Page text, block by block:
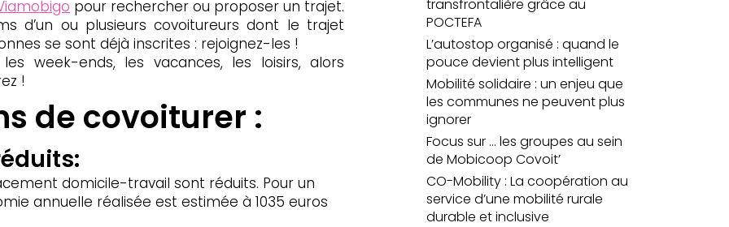
pour rechercher ou proposer un trajet.
d’un ou plusieurs covoitureurs dont le trajet
se sont déjà inscrites : rejoignez-les !
week-ends, les vacances, les loisirs, alors
!
de covoiturer :
domicile-travail sont réduits. Pour un
annuelle réalisée est estimée à 1035 euros
transfrontalière grâce au
POCTEFA
L’autostop organisé : quand le
pouce devient plus intelligent
Mobilité solidaire : un enjeu que
les communes ne peuvent plus
ignorer
Focus sur … les groupes au sein
de Mobicoop Covoit’
CO-Mobility : La coopération au
service d’une mobilité rurale
durable et inclusive